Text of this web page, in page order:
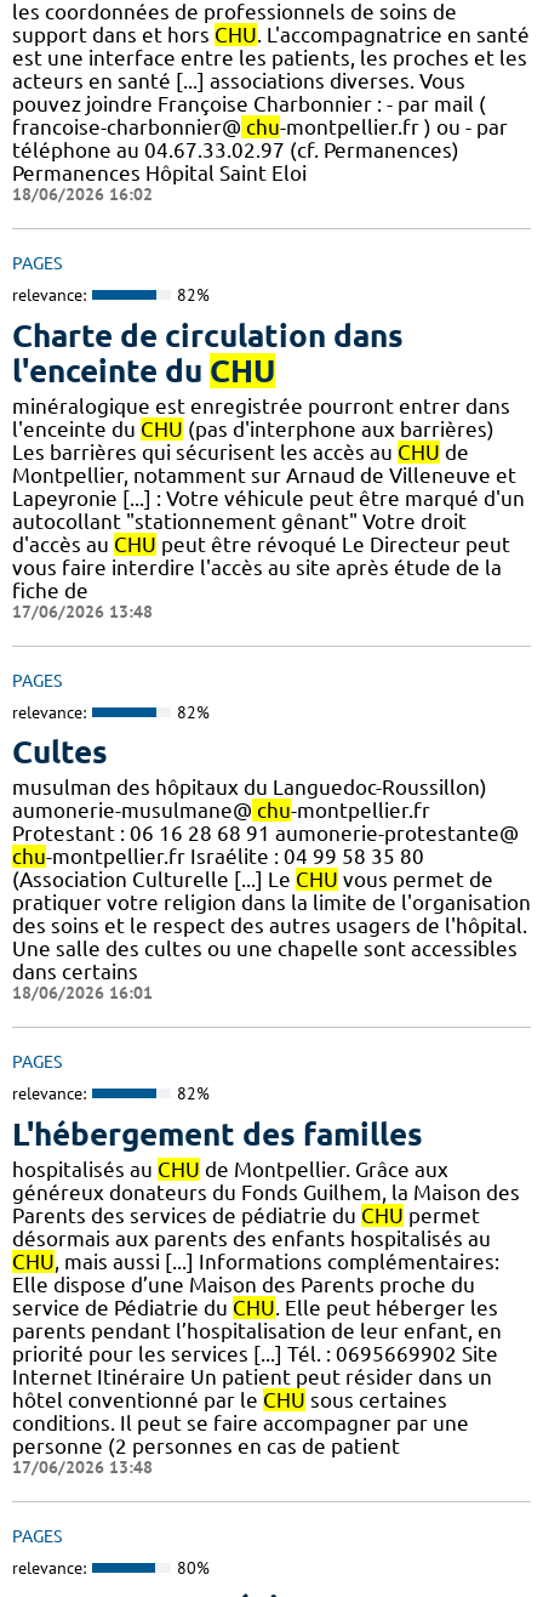
les coordonnées de professionnels de soins de
support dans et hors CHU. L'accompagnatrice en santé
est une interface entre les patients, les proches et les
acteurs en santé [...] associations diverses. Vous
pouvez joindre Françoise Charbonnier : - par mail (
francoise-charbonnier@ chu-montpellier.fr ) ou - par
téléphone au 04.67.33.02.97 (cf. Permanences)
Permanences Hôpital Saint Eloi
18/06/2026 16:02
PAGES
relevance: 82%
Charte de circulation dans
l'enceinte du CHU
minéralogique est enregistrée pourront entrer dans
l'enceinte du CHU (pas d'interphone aux barrières)
Les barrières qui sécurisent les accès au CHU de
Montpellier, notamment sur Arnaud de Villeneuve et
Lapeyronie [...] : Votre véhicule peut être marqué d'un
autocollant "stationnement gênant" Votre droit
d'accès au CHU peut être révoqué Le Directeur peut
vous faire interdire l'accès au site après étude de la
fiche de
17/06/2026 13:48
PAGES
relevance: 82%
Cultes
musulman des hôpitaux du Languedoc-Roussillon)
aumonerie-musulmane@ chu-montpellier.fr
Protestant : 06 16 28 68 91 aumonerie-protestante@
chu-montpellier.fr Israélite : 04 99 58 35 80
(Association Culturelle [...] Le CHU vous permet de
pratiquer votre religion dans la limite de l'organisation
des soins et le respect des autres usagers de l'hôpital.
Une salle des cultes ou une chapelle sont accessibles
dans certains
18/06/2026 16:01
PAGES
relevance: 82%
L'hébergement des familles
hospitalisés au CHU de Montpellier. Grâce aux
généreux donateurs du Fonds Guilhem, la Maison des
Parents des services de pédiatrie du CHU permet
désormais aux parents des enfants hospitalisés au
CHU , mais aussi [...] Informations complémentaires:
Elle dispose d’une Maison des Parents proche du
service de Pédiatrie du CHU . Elle peut héberger les
parents pendant l’hospitalisation de leur enfant, en
priorité pour les services [...] Tél. : 0695669902 Site
Internet Itinéraire Un patient peut résider dans un
hôtel conventionné par le CHU sous certaines
conditions. Il peut se faire accompagner par une
personne (2 personnes en cas de patient
17/06/2026 13:48
PAGES
relevance: 80%